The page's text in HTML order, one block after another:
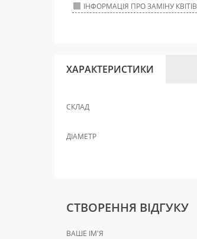
ІНФОРМАЦІЯ ПРО ЗАМІНУ КВІТІВ
ХАРАКТЕРИСТИКИ
СКЛАД
ДІАМЕТР
СТВОРЕННЯ ВІДГУКУ
ВАШЕ ІМ'Я